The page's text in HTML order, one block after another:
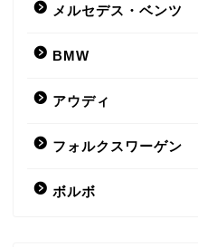
メルセデス・ベンツ
BMW
アウディ
フォルクスワーゲン
ボルボ